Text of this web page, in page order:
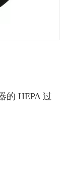
的 HEPA 过